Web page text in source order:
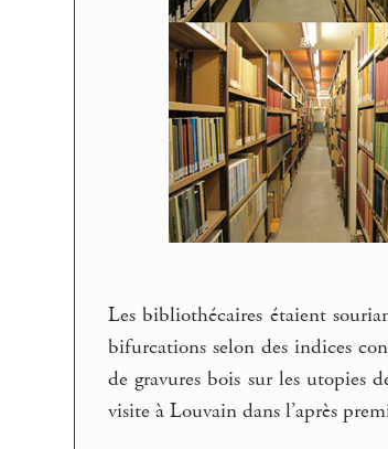
Les bibliothécaires étaient
bifurcations selon des indices
de gravures bois sur les utopies
visite à Louvain dans l’après